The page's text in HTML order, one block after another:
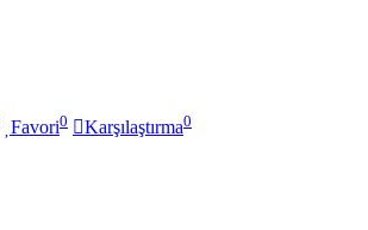
Favori0 Karşılaştırma0